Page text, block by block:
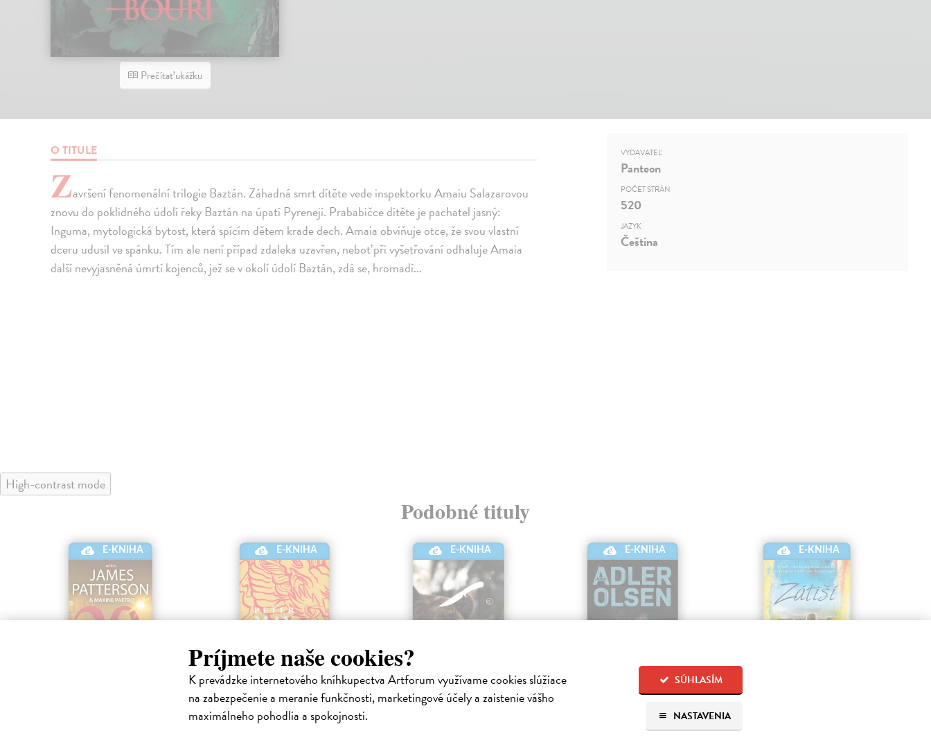
Príjmete naše cookies?
K prevádzke internetového kníhkupectva Artforum využívame cookies slúžiace
na zabezpečenie a meranie funkčnosti, marketingové účely a zaistenie vášho
maximálneho pohodlia a spokojnosti.
SÚHLASÍM
NASTAVENIA
Prečítať ukážku
O TITULE
Završení fenomenální trilogie Baztán. Záhadná smrt dítěte vede inspektorku Amaiu Salazarovou
znovu do poklidného údolí řeky Baztán na úpatí Pyrenejí. Prababičce dítěte je pachatel jasný:
Inguma, mytologická bytost, která spícím dětem krade dech. Amaia obviňuje otce, že svou vlastní
dceru udusil ve spánku. Tím ale není případ zdaleka uzavřen, neboť při vyšetřování odhaluje Amaia
další nevyjasněná úmrtí kojenců, jež se v okolí údolí Baztán, zdá se, hromadí...
VYDAVATEĽ
Panteon
POČET STRÁN
520
JAZYK
Čeština
High-contrast mode
Podobné tituly
E-KNIHA E-KNIHA
Čtvrtá oběť
E-KNIHA E-KNIHA
| Elektronická
E-KNIHA
Penny Louise